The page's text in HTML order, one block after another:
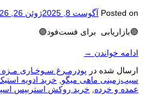
Posted on آگوست 8, 2025 ژوئن 26, 2026
🟣بازاریابی برای فست‌فود🟣
ادامه خواندن →
ارسال شده در پودرمـرغ سـوخـاری مـزه
سیب‌زمینی ماهی میگو, خرید ادویه
عمده و خرده, خرید روکش استریپس